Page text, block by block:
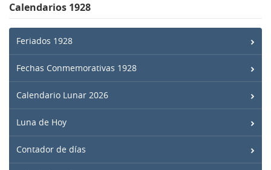
Calendarios 1928
Feriados 1928
Fechas Conmemorativas 1928
Calendario Lunar 2026
Luna de Hoy
Contador de días